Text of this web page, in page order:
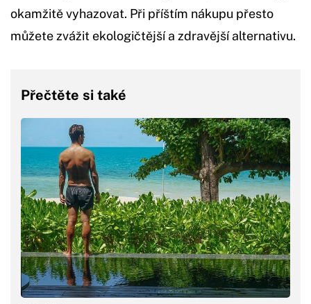
okamžitě vyhazovat. Při příštím nákupu přesto
můžete zvážit ekologičtější a zdravější alternativu.
Přečtěte si také